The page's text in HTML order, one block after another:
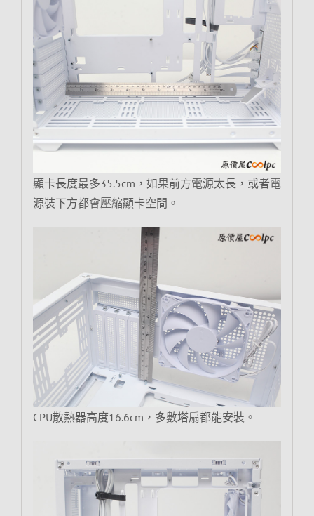
顯卡長度最多35.5cm，如果前方電源太長，或者電
源裝下方都會壓縮顯卡空間。
CPU散熱器高度16.6cm，多數塔扇都能安裝。